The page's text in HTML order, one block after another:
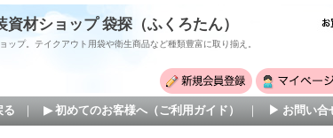
材ショップ 袋探（ふくろたん）
ップ。テイクアウト用袋や衛生商品など種類豊富に取り揃え。
る ▶ 初めてのお客様へ（ご利用ガイド） ▶ お問い合